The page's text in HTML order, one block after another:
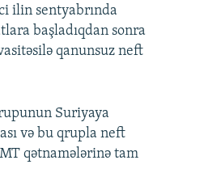
ilin sentyabrında
başladıqdan sonra
qanunsuz neft
Suriyaya
və bu qrupla neft
qətnamələrinə tam